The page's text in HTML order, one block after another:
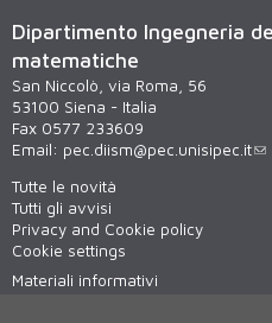
Dipartimento Ingegneria
matematiche
San Niccolò, via Roma, 56
53100 Siena - Italia
Fax 0577 233609
Email: pec.diism@pec.unisipec.it
Tutte le novità
Tutti gli avvisi
Privacy and Cookie policy
Cookie settings
Materiali informativi